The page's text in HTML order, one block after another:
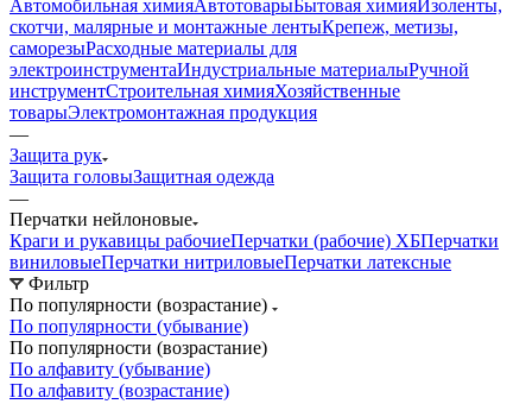
Автомобильная химияАвтотоварыБытовая химияИзоленты,
скотчи, малярные и монтажные лентыКрепеж, метизы,
саморезыРасходные материалы для
электроинструментаИндустриальные материалыРучной
инструментСтроительная химияХозяйственные
товарыЭлектромонтажная продукция
—
Защита рук
Защита головыЗащитная одежда
—
Перчатки нейлоновые
Краги и рукавицы рабочиеПерчатки (рабочие) ХБПерчатки
виниловыеПерчатки нитриловыеПерчатки латексные
Фильтр
По популярности (возрастание)
По популярности (убывание)
По популярности (возрастание)
По алфавиту (убывание)
По алфавиту (возрастание)